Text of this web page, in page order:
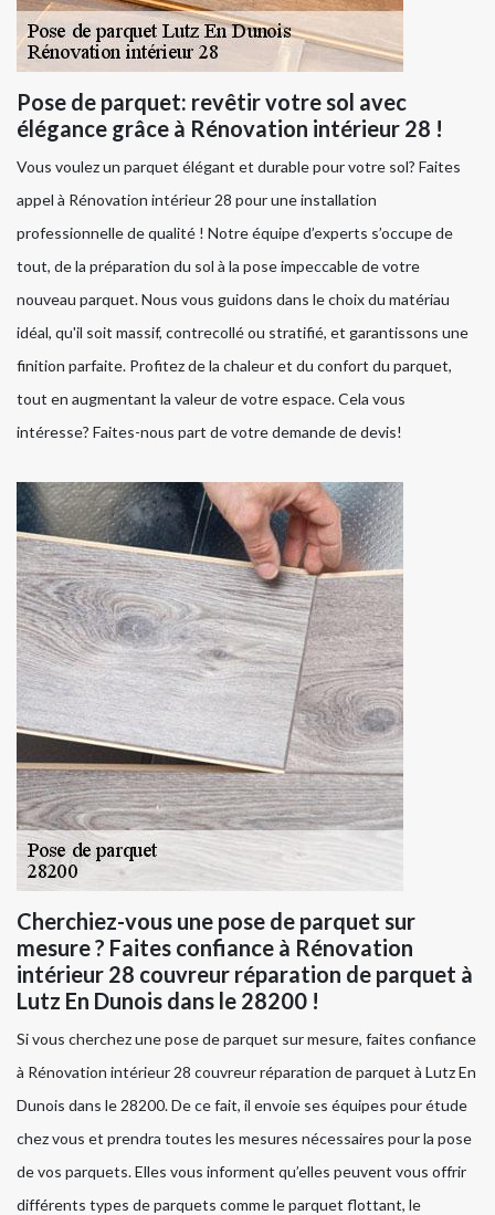
Pose de parquet: revêtir votre sol avec
élégance grâce à Rénovation intérieur 28 !
Vous voulez un parquet élégant et durable pour votre sol? Faites
appel à Rénovation intérieur 28 pour une installation
professionnelle de qualité ! Notre équipe d’experts s’occupe de
tout, de la préparation du sol à la pose impeccable de votre
nouveau parquet. Nous vous guidons dans le choix du matériau
idéal, qu'il soit massif, contrecollé ou stratifié, et garantissons une
finition parfaite. Profitez de la chaleur et du confort du parquet,
tout en augmentant la valeur de votre espace. Cela vous
intéresse? Faites-nous part de votre demande de devis!
Cherchiez-vous une pose de parquet sur
mesure ? Faites confiance à Rénovation
intérieur 28 couvreur réparation de parquet à
Lutz En Dunois dans le 28200 !
Si vous cherchez une pose de parquet sur mesure, faites confiance
à Rénovation intérieur 28 couvreur réparation de parquet à Lutz En
Dunois dans le 28200. De ce fait, il envoie ses équipes pour étude
chez vous et prendra toutes les mesures nécessaires pour la pose
de vos parquets. Elles vous informent qu’elles peuvent vous offrir
différents types de parquets comme le parquet flottant, le